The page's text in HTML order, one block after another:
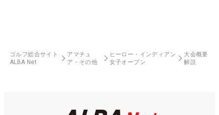
ゴルフ総合サイト
ALBA Net
アマチュ
ア・その他
ヒーロー・インディアン
女子オープン
大会概要
解説